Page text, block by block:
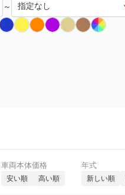
～
車両本体価格
安い順 高い順
年式
新しい順